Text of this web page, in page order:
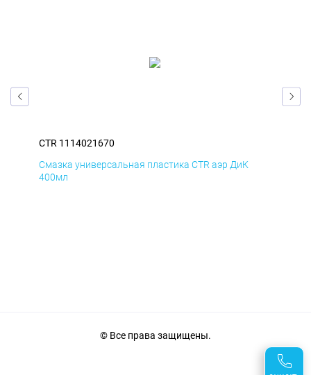
CTR 1114021670
Смазка универсальная пластика CTR аэр ДиК
400мл
© Все права защищены.